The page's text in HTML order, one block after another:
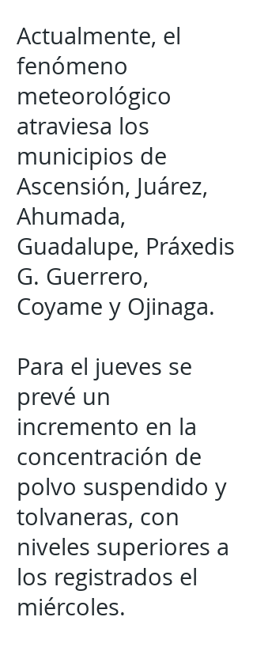
Actualmente, el
fenómeno
meteorológico
atraviesa los
municipios de
Ascensión, Juárez,
Ahumada,
Guadalupe, Práxedis
G. Guerrero,
Coyame y Ojinaga.
Para el jueves se
prevé un
incremento en la
concentración de
polvo suspendido y
tolvaneras, con
niveles superiores a
los registrados el
miércoles.